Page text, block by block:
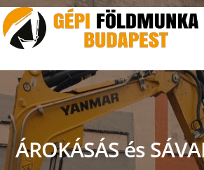
ÁROKÁSÁS és